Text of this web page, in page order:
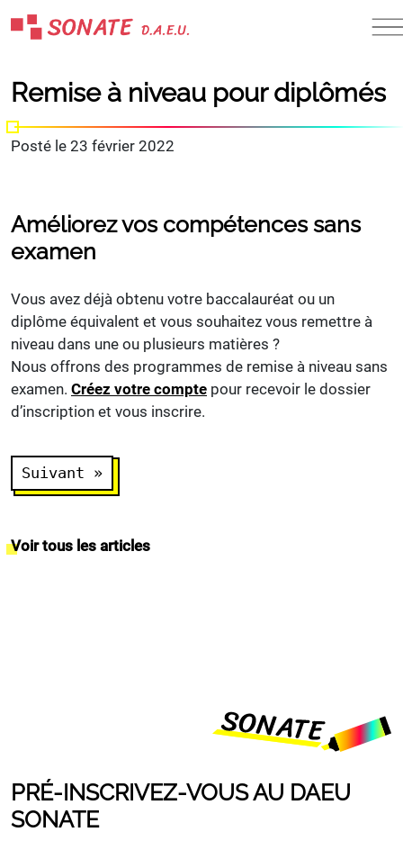
Skip
to
Remise à niveau pour diplômés
Posté le 23 février 2022
Améliorez vos compétences sans
examen
Vous avez déjà obtenu votre baccalauréat ou un
diplôme équivalent et vous souhaitez vous remettre à
niveau dans une ou plusieurs matières ?
Nous offrons des programmes de remise à niveau sans
examen. Créez votre compte pour recevoir le dossier
d’inscription et vous inscrire.
Navigation
de
Suivant »
Voir tous les articles
PRÉ-INSCRIVEZ-VOUS AU DAEU
SONATE